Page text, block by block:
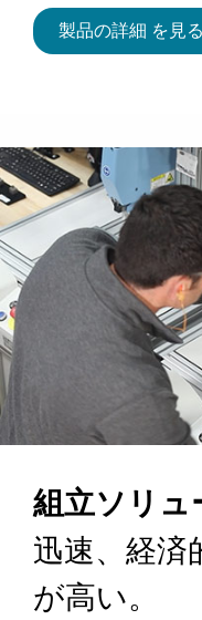
製品の詳細 を見る
組立ソリュ
迅速、経済
が高い。